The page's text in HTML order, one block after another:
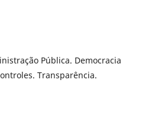
Pública. Democracia
Transparência.